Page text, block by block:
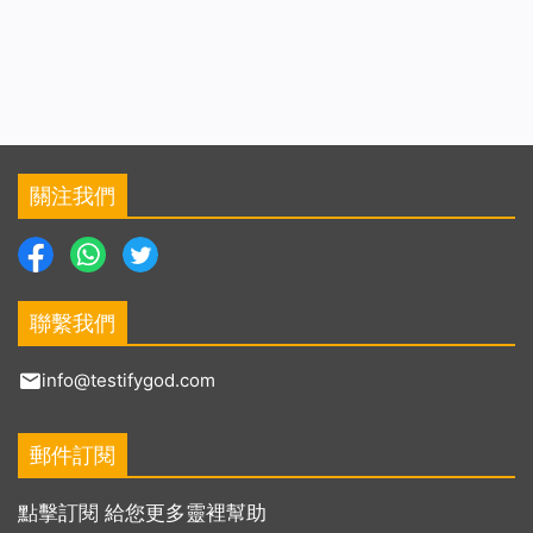
關注我們
聯繫我們
info@testifygod.com
郵件訂閱
點擊訂閱 給您更多靈裡幫助